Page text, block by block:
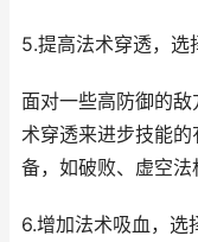
5.提高法术穿透，选
面对一些高防御的
术穿透来进步技能
备，如破败、虚空法
6.增加法术吸血，选